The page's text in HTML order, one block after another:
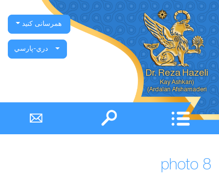
Dr. Reza Hazeli
Ardalan Afsharnaderi)
همرسانی کنید
دري-پارسي
photo 8